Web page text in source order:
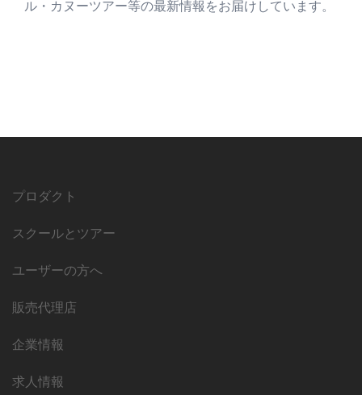
ル・カヌーツアー等の最新情報をお届けしています。
プロダクト
スクールとツアー
ユーザーの方へ
販売代理店
企業情報
求人情報